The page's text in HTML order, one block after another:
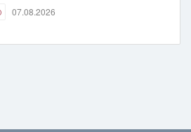
07.08.2026